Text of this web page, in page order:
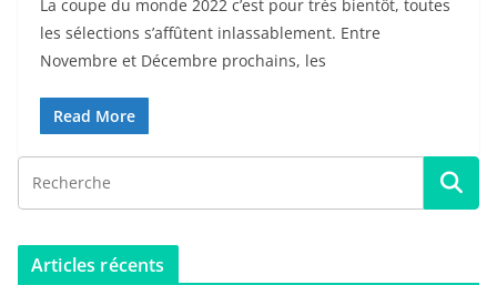
La coupe du monde 2022 c’est pour très bientôt, toutes
les sélections s’affûtent inlassablement. Entre
Novembre et Décembre prochains, les
Read More
Articles récents